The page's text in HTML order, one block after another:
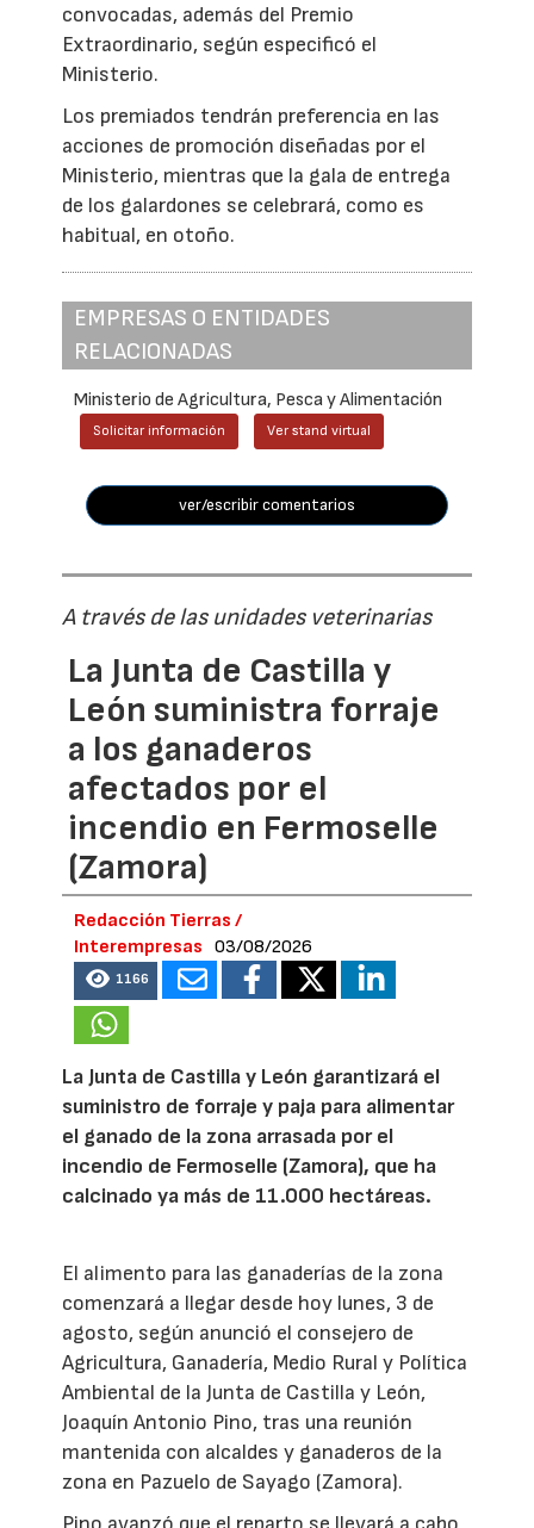
convocadas, además del Premio
Extraordinario, según especificó el
Ministerio.
Los premiados tendrán preferencia en las
acciones de promoción diseñadas por el
Ministerio, mientras que la gala de entrega
de los galardones se celebrará, como es
habitual, en otoño.
EMPRESAS O ENTIDADES
RELACIONADAS
Ministerio de Agricultura, Pesca y Alimentación
Solicitar información Ver stand virtual
ver/escribir comentarios
A través de las unidades veterinarias
La Junta de Castilla y
León suministra forraje
a los ganaderos
afectados por el
incendio en Fermoselle
(Zamora)
Redacción Tierras /
Interempresas
03/08/2026
1166
La Junta de Castilla y León garantizará el
suministro de forraje y paja para alimentar
el ganado de la zona arrasada por el
incendio de Fermoselle (Zamora), que ha
calcinado ya más de 11.000 hectáreas.
El alimento para las ganaderías de la zona
comenzará a llegar desde hoy lunes, 3 de
agosto, según anunció el consejero de
Agricultura, Ganadería, Medio Rural y Política
Ambiental de la Junta de Castilla y León,
Joaquín Antonio Pino, tras una reunión
mantenida con alcaldes y ganaderos de la
zona en Pazuelo de Sayago (Zamora).